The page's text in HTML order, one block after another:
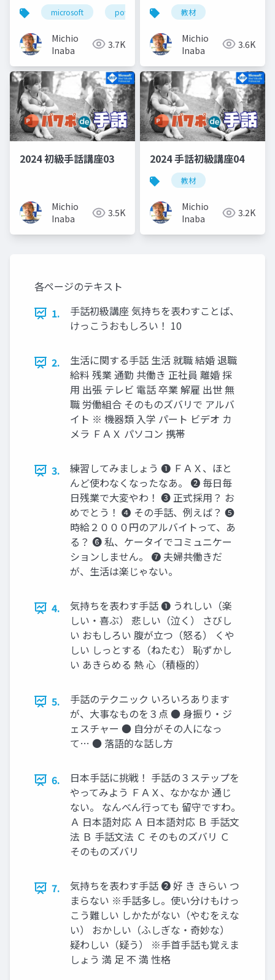
microsoft powerpoint microsoftmvp
Michio
Inaba
3.7K
教材
Michio
Inaba
3.6K
2024 初級手話講座03
Michio
Inaba
3.5K
2024 手話初級講座04
教材
Michio
Inaba
3.2K
各ページのテキスト
1.
手話初級講座 気持ちを表わすことば、
けっこうおもしろい！ 10
2.
生活に関する手話 生活 就職 結婚 退職
給料 残業 通勤 共働き 正社員 離婚 採
用 出張 テレビ 電話 卒業 解雇 出世 無
職 労働組合 そのものズバリで アルバ
イト ※ 機器類 入学 パート ビデオ カ
メラ ＦＡＸ パソコン 携帯
3.
練習してみましょう ➊ ＦＡＸ、ほと
んど使わなくなったなあ。 ➋ 毎日毎
日残業で大変やわ！ ➌ 正式採用？ お
めでとう！ ➍ その手話、例えば？ ➎
時給２０００円のアルバイトって、あ
る？ ➏ 私、ケータイでコミュニケー
ションしません。 ➐ 夫婦共働きだ
が、生活は楽じゃない。
4.
気持ちを表わす手話 ➊ うれしい（楽
しい・喜ぶ） 悲しい（泣く） さびし
い おもしろい 腹が立つ（怒る） くや
しい しっとする（ねたむ） 恥ずかし
い あきらめる 熱 心（積極的）
5.
手話のテクニック いろいろあります
が、大事なものを３点 ● 身振り・ジ
ェスチャー ● 自分がその人になっ
て… ● 落語的な話し方
6.
日本手話に挑戦！ 手話の３ステップを
やってみよう ＦＡＸ、なかなか 通じ
ない。 なんべん行っても 留守ですわ。
Ａ 日本語対応 Ａ 日本語対応 Ｂ 手話文
法 Ｂ 手話文法 Ｃ そのものズバリ Ｃ
そのものズバリ
7.
気持ちを表わす手話 ➋ 好 き きらい つ
まらない ※手話多し。使い分けもけっ
こう難しい しかたがない（やむをえな
い） おかしい（ふしぎな・奇妙な）
疑わしい（疑う） ※手首手話も覚えま
しょう 満 足 不 満 性格